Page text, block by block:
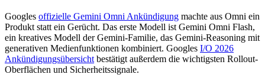
Googles offizielle Gemini Omni Ankündigung machte aus Omni ein
Produkt statt ein Gerücht. Das erste Modell ist Gemini Omni Flash,
ein kreatives Modell der Gemini-Familie, das Gemini-Reasoning mit
generativen Medienfunktionen kombiniert. Googles I/O 2026
Ankündigungsübersicht bestätigt außerdem die wichtigsten Rollout-
Oberflächen und Sicherheitssignale.